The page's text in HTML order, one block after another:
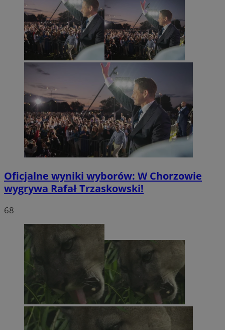
Oficjalne wyniki wyborów: W Chorzowie
wygrywa Rafał Trzaskowski!
68